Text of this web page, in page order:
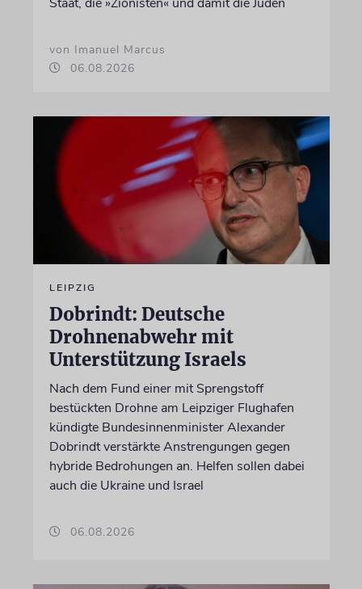
von Imanuel Marcus
06.08.2026
LEIPZIG
Dobrindt: Deutsche
Drohnenabwehr mit
Unterstützung Israels
Nach dem Fund einer mit Sprengstoff
bestückten Drohne am Leipziger Flughafen
kündigte Bundesinnenminister Alexander
Dobrindt verstärkte Anstrengungen gegen
hybride Bedrohungen an. Helfen sollen dabei
auch die Ukraine und Israel
06.08.2026